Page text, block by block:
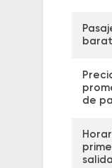
de
salida